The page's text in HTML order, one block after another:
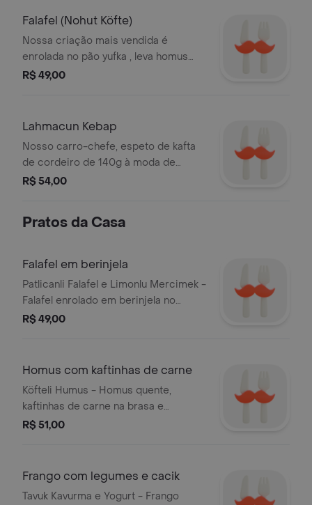
Falafel (Nohut Köfte)
Nossa criação mais vendida é
enrolada no pão yufka , leva homus
com abóbora, salada, lâminas de
R$ 49,00
Lahmacun Kebap
Nosso carro-chefe, espeto de kafta
de cordeiro de 140g à moda de
adana, enrolado em folha de esfiha de
R$ 54,00
Pratos da Casa
Falafel em berinjela
Patlicanli Falafel e Limonlu Mercimek -
Falafel enrolado em berinjela no
espeto e brasa, acompanhado por
R$ 49,00
Homus com kaftinhas de carne
Köfteli Humus - Homus quente,
kaftinhas de carne na brasa e
manteiga derretida. Pão do Dia feito
R$ 51,00
Frango com legumes e cacik
Tavuk Kavurma e Yogurt - Frango